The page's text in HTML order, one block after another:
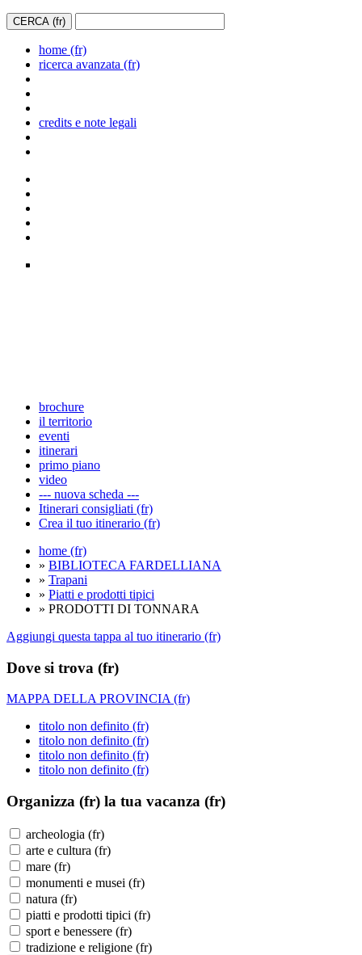
home (fr)
ricerca avanzata (fr)
credits e note legali
brochure
il territorio
eventi
itinerari
primo piano
video
--- nuova scheda ---
Itinerari consigliati (fr)
Crea il tuo itinerario (fr)
home (fr)
» BIBLIOTECA FARDELLIANA
» Trapani
» Piatti e prodotti tipici
» PRODOTTI DI TONNARA
Aggiungi questa tappa al tuo itinerario (fr)
Dove si trova (fr)
MAPPA DELLA PROVINCIA (fr)
titolo non definito (fr)
titolo non definito (fr)
titolo non definito (fr)
titolo non definito (fr)
Organizza (fr) la tua vacanza (fr)
archeologia (fr)
arte e cultura (fr)
mare (fr)
monumenti e musei (fr)
natura (fr)
piatti e prodotti tipici (fr)
sport e benessere (fr)
tradizione e religione (fr)